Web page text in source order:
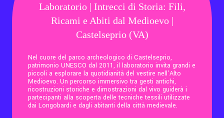
Didattica
Visite Tematiche
Contatti
Laboratorio | Intrecci di Storia: Fili,
Ricami e Abiti dal Medioevo |
Castelseprio (VA)
Nel cuore del parco archeologico di Castelseprio,
patrimonio UNESCO dal 2011, il laboratorio invita grandi e
piccoli a esplorare la quotidianità del vestire nell’Alto
Medioevo. Un percorso immersivo tra gesti antichi,
ricostruzioni storiche e dimostrazioni dal vivo guiderà i
partecipanti alla scoperta delle tecniche tessili utilizzate
dai Longobardi e dagli abitanti della città medievale.